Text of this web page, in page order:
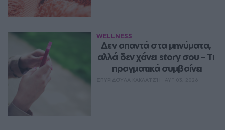
WELLNESS
Δεν απαντά στα μηνύματα,
αλλά δεν χάνει story σου – Τι
πραγματικά συμβαίνει